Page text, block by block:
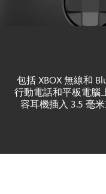
包括 XBOX 無線和
行動電話和平板電腦
容耳機插入 3.5 毫